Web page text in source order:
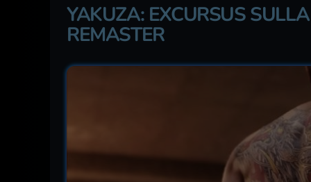
YAKUZA: EXCURSUS
REMASTER